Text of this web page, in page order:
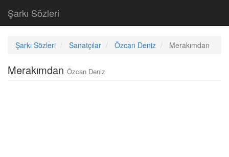
Şarkı Sözleri
Şarkı Sözleri Sanatçılar Özcan Deniz Merakımdan
Merakımdan Özcan Deniz